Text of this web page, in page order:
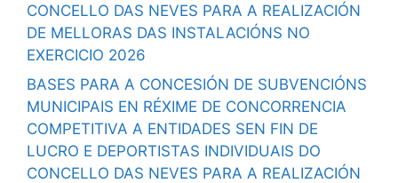
CONCELLO DAS NEVES PARA A REALIZACIÓN
DE MELLORAS DAS INSTALACIÓNS NO
EXERCICIO 2026
BASES PARA A CONCESIÓN DE SUBVENCIÓNS
MUNICIPAIS EN RÉXIME DE CONCORRENCIA
COMPETITIVA A ENTIDADES SEN FIN DE
LUCRO E DEPORTISTAS INDIVIDUAIS DO
CONCELLO DAS NEVES PARA A REALIZACIÓN